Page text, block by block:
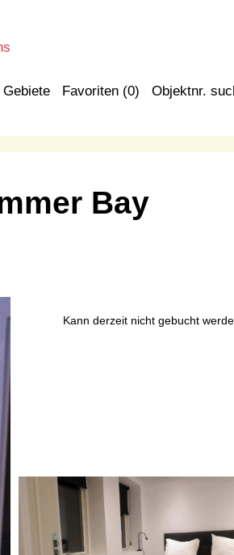
Gebiete Favoriten (0) Objektnr.
Bay
Kann derzeit nicht gebucht